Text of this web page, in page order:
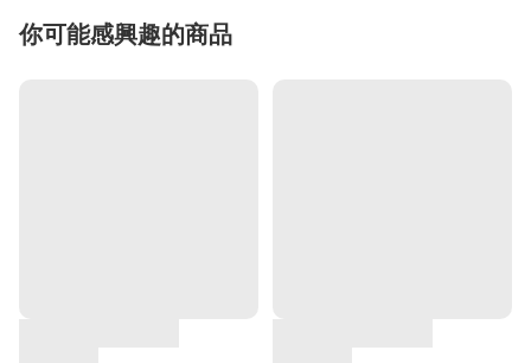
你可能感興趣的商品